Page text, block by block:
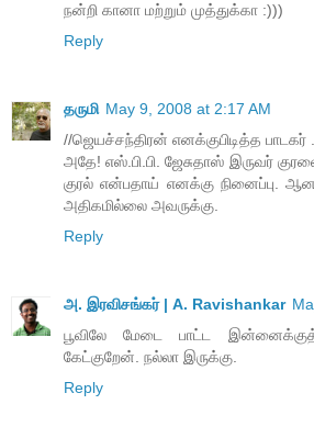
நன்றி கானா மற்றும் முத்துக்கா :)))
Reply
தருமி May 9, 2008 at 2:17 AM
//ஜெயச்சந்திரன் எனக்குபிடித்த பாடகர்
அதே! எஸ்.பி.பி. ஜேசுதாஸ் இருவர்
குரல் என்பதாய் எனக்கு நினைப்பு.
அதிகமில்லை அவருக்கு.
Reply
அ. இரவிசங்கர் | A. Ravishankar
பூவிலே மேடை பாட்ட
கேட்குறேன். நல்லா இருக்கு.
Reply